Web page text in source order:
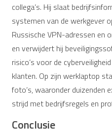
collega’s. Hij slaat
systemen van de werkgever
Russische VPN-adressen en
en verwijdert hij
risico’s voor de
klanten. Op zijn werklaptop
foto’s, waaronder duizenden
strijd met bedrijfsregels en
Conclusie